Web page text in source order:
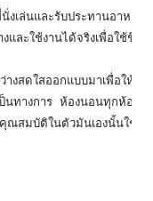
ล่นและรับประทานอาหารแ
และใช้งานได้จริงเพื่อใช้ชี
างสดใสออกแบบมาเพื่อใ
ทางการ ห้องนอนทุกห้อง
ณสมบัติในตัวมันเองนั้นใช้ง